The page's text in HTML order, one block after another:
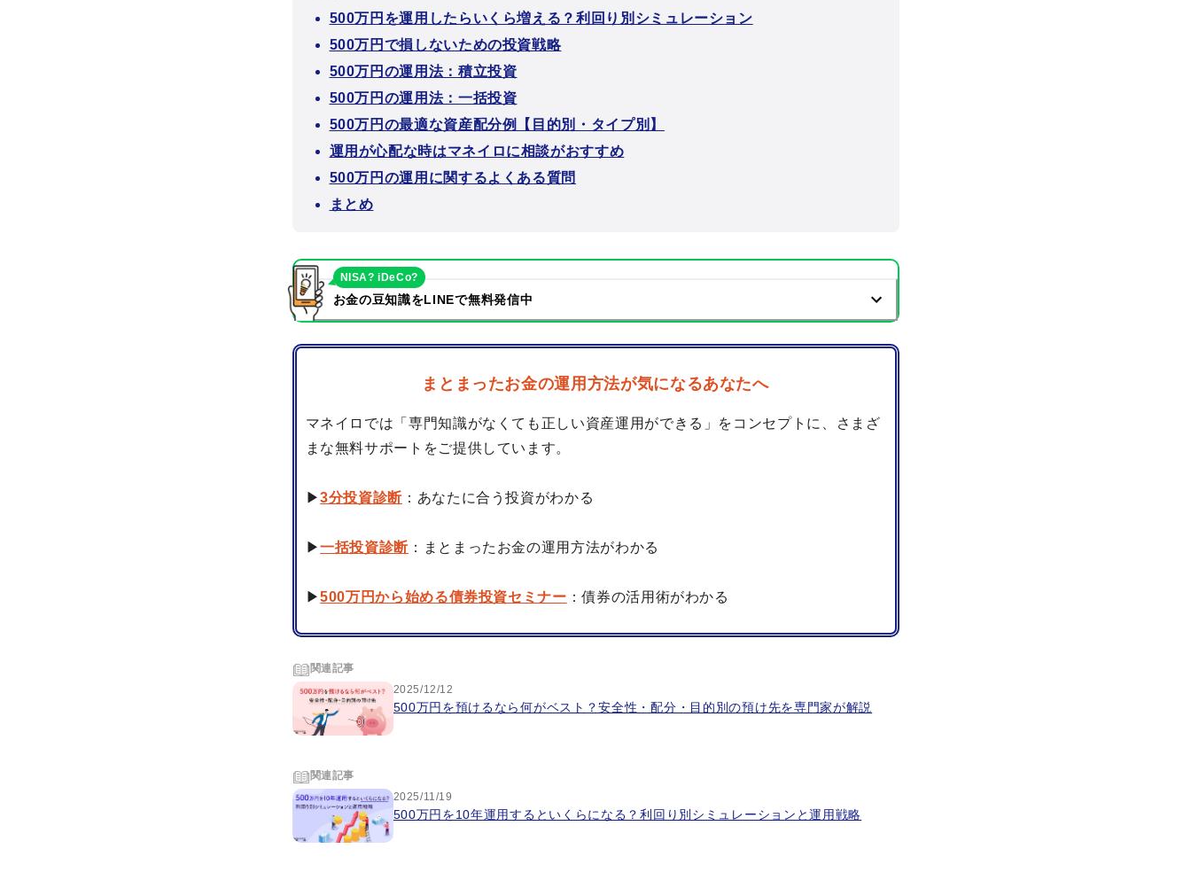
500万円を運用したらいくら増える？利回り別シミュレーション
500万円で損しないための投資戦略
500万円の運用法：積立投資
500万円の運用法：一括投資
500万円の最適な資産配分例【目的別・タイプ別】
運用が心配な時はマネイロに相談がおすすめ
500万円の運用に関するよくある質問
まとめ
お金の豆知識をLINEで無料発信中
NISA? iDeCo?
まとまったお金の運用方法が気になるあなたへ
マネイロでは「専門知識がなくても正しい資産運用ができる」をコンセプトに、さまざ
まな無料サポートをご提供しています。
▶3分投資診断：あなたに合う投資がわかる
▶一括投資診断：まとまったお金の運用方法がわかる
▶500万円から始める債券投資セミナー ：債券の活用術がわかる
関連記事
2025/12/12
500万円を預けるなら何がベスト？安全性・配分・目的別の預け先を専門家が解説
関連記事
2025/11/19
500万円を10年運用するといくらになる？利回り別シミュレーションと運用戦略